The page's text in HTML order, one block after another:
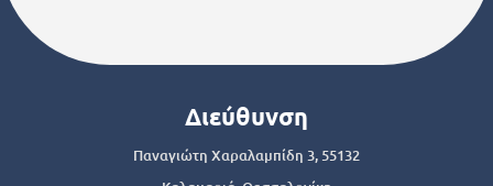
Διεύθυνση
Παναγιώτη Χαραλαμπίδη 3, 55132